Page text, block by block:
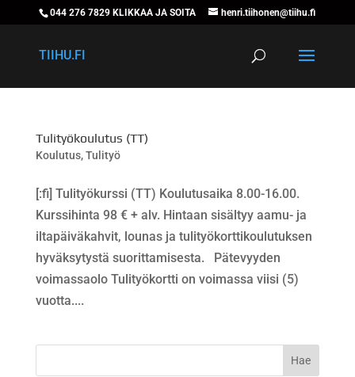
044 276 7829 KLIKKAA JA SOITA henri.tiihonen@tiihu.fi
TIIHU.FI
Tulityökoulutus (TT)
Koulutus,Tulityö
[:fi] Tulityökurssi (TT) Koulutusaika 8.00-16.00.
Kurssihinta 98 € + alv. Hintaan sisältyy aamu- ja
iltapäiväkahvit, lounas ja tulityökorttikoulutuksen
hyväksytystä suorittamisesta. Pätevyyden
voimassaolo Tulityökortti on voimassa viisi (5)
vuotta....